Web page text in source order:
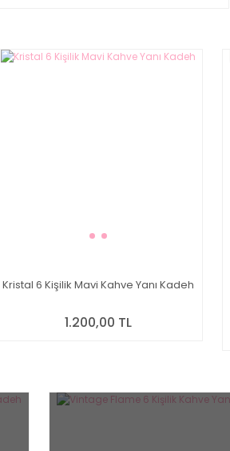
Kristal 6 Kişilik Mavi Kahve Yanı Kadeh
1.200,00 TL